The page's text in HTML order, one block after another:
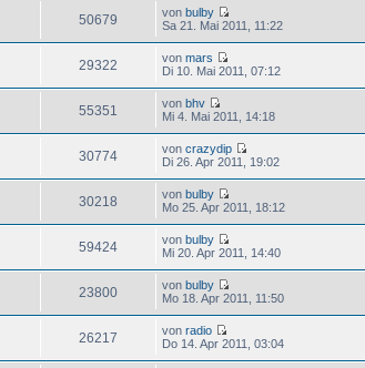
50679 vonbulby
Sa 21. Mai 2011, 11:22
29322 vonmars
Di 10. Mai 2011, 07:12
55351 vonbhv
Mi 4. Mai 2011, 14:18
30774 voncrazydip
Di 26. Apr 2011, 19:02
30218 vonbulby
Mo 25. Apr 2011, 18:12
59424 vonbulby
Mi 20. Apr 2011, 14:40
23800 vonbulby
Mo 18. Apr 2011, 11:50
26217 vonradio
Do 14. Apr 2011, 03:04